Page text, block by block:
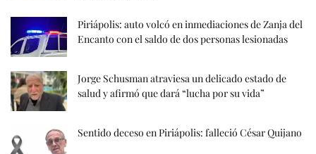
Piriápolis: auto volcó en inmediaciones de Zanja del
Encanto con el saldo de dos personas lesionadas
Jorge Schusman atraviesa un delicado estado de
salud y afirmó que dará “lucha por su vida”
Sentido deceso en Piriápolis: falleció César Quijano